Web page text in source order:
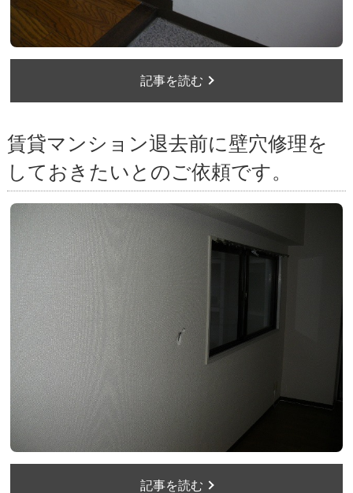
記事を読む
賃貸マンション退去前に壁穴修理を
しておきたいとのご依頼です。
記事を読む